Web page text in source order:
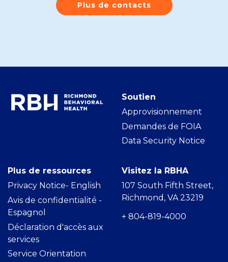
Plus de contacts
Soutien
Approvisionnement
Demandes de FOIA
Data Security Notice
Plus de ressources
Privacy Notice- English
Avis de confidentialité -
Espagnol
Déclaration d'accès aux
services
Service Orientation
Visitez la RBHA
107 South Fifth Street,
Richmond, VA 23219
+ 804-819-4000